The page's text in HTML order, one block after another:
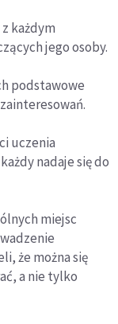
każdym
jego osoby.
podstawowe
uczenia
nadaje się do
miejsc
że można się
a nie tylko